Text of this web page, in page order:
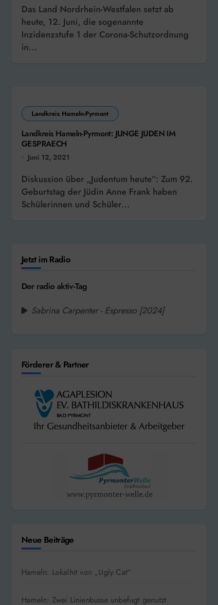
Das Land Nordrhein-Westfalen setzt ab
heute, 12. Juni, die sogenannte
Inzidenzstufe 1 der Corona-Schutzordnung
in...
Landkreis Hameln-Pyrmont
Landkreis Hameln-Pyrmont: JUNGE JUDEN IM
GESPRAECH
Juni 12, 2021
Diskussion über „Judentum heute“: Zum 92.
Geburtstag der Jüdin Anne Frank haben
Schülerinnen und Schüler...
Jetzt im Radio
Der radio aktiv-Tag
Sabrina Carpenter - Espresso [2024]
Förderer & Partner
Neue Beiträge
Hameln: Lokalhit von „Ugly Cat“
Hameln: Zwei Linienbusse unbefugt genutzt